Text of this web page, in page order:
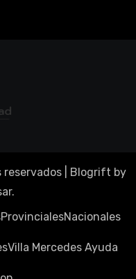
reservados Blogrift by
.
ProvincialesNacionales
Villa Mercedes Ayuda